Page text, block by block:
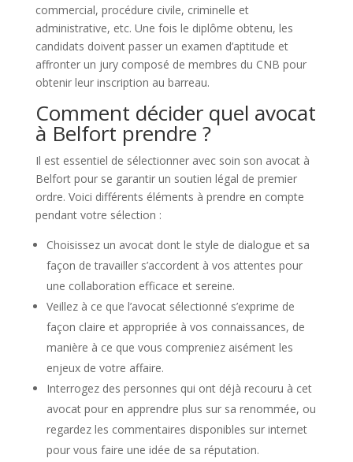
commercial, procédure civile, criminelle et
administrative, etc. Une fois le diplôme obtenu, les
candidats doivent passer un examen d’aptitude et
affronter un jury composé de membres du CNB pour
obtenir leur inscription au barreau.
Comment décider quel avocat
à Belfort prendre ?
Il est essentiel de sélectionner avec soin son avocat à
Belfort pour se garantir un soutien légal de premier
ordre. Voici différents éléments à prendre en compte
pendant votre sélection :
Choisissez un avocat dont le style de dialogue et sa
façon de travailler s’accordent à vos attentes pour
une collaboration efficace et sereine.
Veillez à ce que l’avocat sélectionné s’exprime de
façon claire et appropriée à vos connaissances, de
manière à ce que vous compreniez aisément les
enjeux de votre affaire.
Interrogez des personnes qui ont déjà recouru à cet
avocat pour en apprendre plus sur sa renommée, ou
regardez les commentaires disponibles sur internet
pour vous faire une idée de sa réputation.